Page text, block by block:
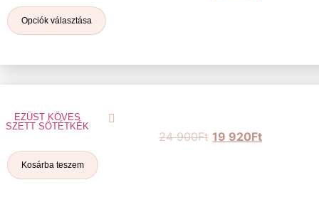
Opciók választása
EZÜST KÖVES
SZETT SÖTÉTKÉK
24 900Ft 19 920Ft
Kosárba teszem